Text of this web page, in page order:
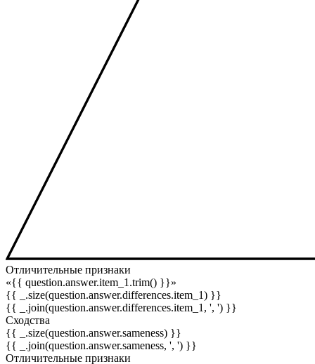
Отличительные признаки
«{{ question.answer.item_1.trim() }}»
{{ _.size(question.answer.differences.item_1) }}
{{ _.join(question.answer.differences.item_1, ', ') }}
Сходства
{{ _.size(question.answer.sameness) }}
{{ _.join(question.answer.sameness, ', ') }}
Отличительные признаки